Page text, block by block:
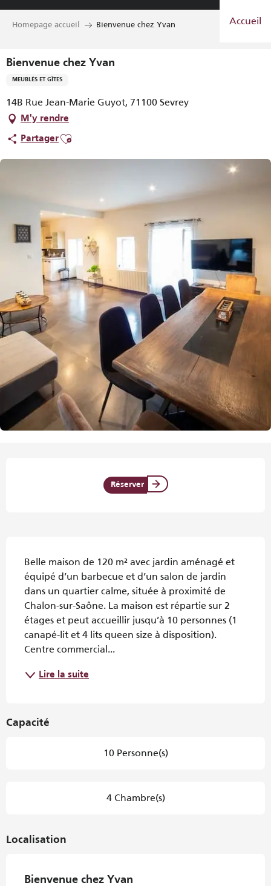
Aller
Accueil
Homepage accueil Bienvenue chez Yvan
Bienvenue chez Yvan
MEUBLÉS ET GÎTES
14B Rue Jean-Marie Guyot, 71100 Sevrey
M'y rendre
PartagerAjouter aux favoris
Réserver
Belle maison de 120 m² avec jardin aménagé et
équipé d’un barbecue et d’un salon de jardin
dans un quartier calme, située à proximité de
Chalon-sur-Saône. La maison est répartie sur 2
étages et peut accueillir jusqu’à 10 personnes (1
canapé-lit et 4 lits queen size à disposition).
Centre commercial...
Lire la suite
Capacité
10 Personne(s)
4 Chambre(s)
Localisation
Bienvenue chez Yvan